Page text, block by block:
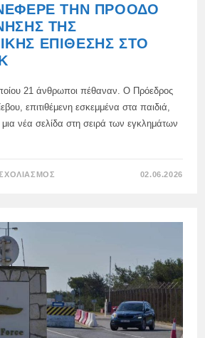
ΤΗΝ ΠΡΌΟΔΟ
ΤΗΣ
ΕΠΊΘΕΣΗΣ ΣΤΟ
21 άνθρωποι πέθαναν. Ο Πρόεδρος
επιτιθέμενη εσκεμμένα στα παιδιά,
νέα σελίδα στη σειρά των εγκλημάτων
ΠΡΌΟΔΟ
ΤΡΟΜΟΚΡΑΤΙΚΉΣ
ΣΤΟ
STAROBELSK
02.06.2026